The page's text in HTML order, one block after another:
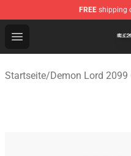
FREE shipping
Open menu
Demon Lord 2099
Startseite/Demon Lord 2099